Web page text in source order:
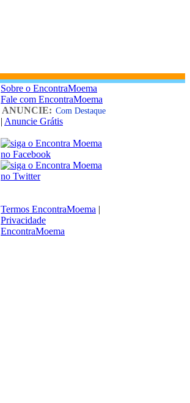
Sobre o EncontraMoema
Fale com EncontraMoema
ANUNCIE: Com Destaque
| Anuncie Grátis
Termos EncontraMoema |
Privacidade
EncontraMoema